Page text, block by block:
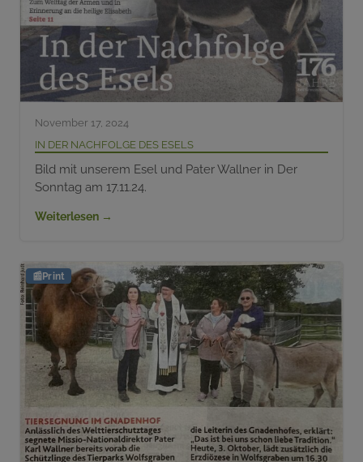
November 17, 2024
In der Nachfolge des Esels
Bild mit unserem Esel und Pater Wallner in Der
Sonntag am 17.11.24.
Weiterlesen →
📰Print